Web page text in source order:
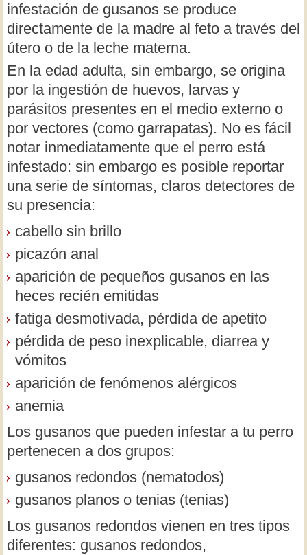
infestación de gusanos se produce
directamente de la madre al feto a través del
útero o de la leche materna.
En la edad adulta, sin embargo, se origina
por la ingestión de huevos, larvas y
parásitos presentes en el medio externo o
por vectores (como garrapatas). No es fácil
notar inmediatamente que el perro está
infestado: sin embargo es posible reportar
una serie de síntomas, claros detectores de
su presencia:
cabello sin brillo
picazón anal
aparición de pequeños gusanos en las
heces recién emitidas
fatiga desmotivada, pérdida de apetito
pérdida de peso inexplicable, diarrea y
vómitos
aparición de fenómenos alérgicos
anemia
Los gusanos que pueden infestar a tu perro
pertenecen a dos grupos:
gusanos redondos (nematodos)
gusanos planos o tenias (tenias)
Los gusanos redondos vienen en tres tipos
diferentes: gusanos redondos,